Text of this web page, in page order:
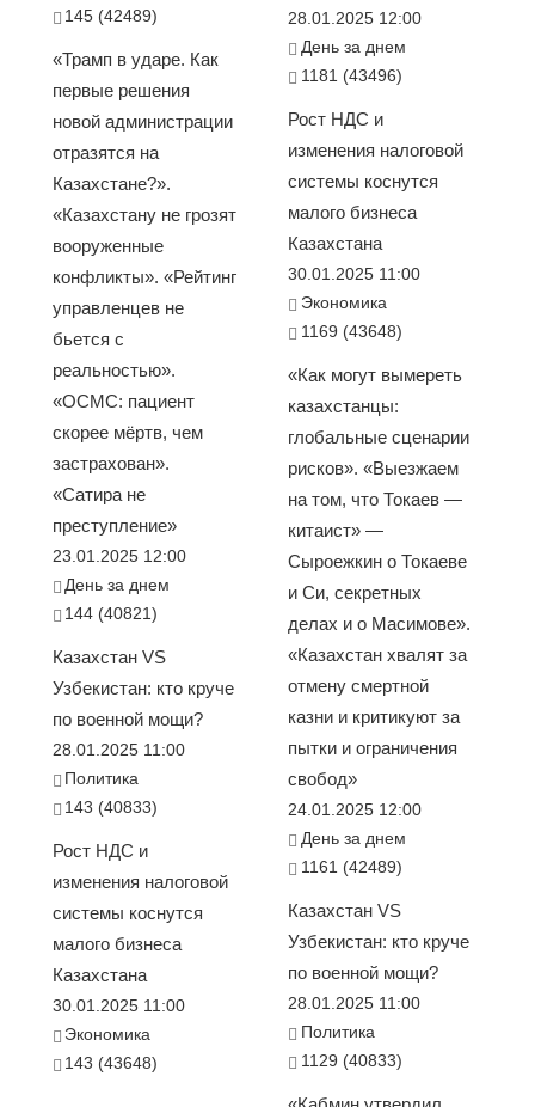
145 (42489)
«Трамп в ударе. Как
первые решения
новой администрации
отразятся на
Казахстане?».
«Казахстану не грозят
вооруженные
конфликты». «Рейтинг
управленцев не
бьется с
реальностью».
«ОСМС: пациент
скорее мёртв, чем
застрахован».
«Сатира не
преступление»
23.01.2025 12:00
День за днем
144 (40821)
Казахстан VS
Узбекистан: кто круче
по военной мощи?
28.01.2025 11:00
Политика
143 (40833)
Рост НДС и
изменения налоговой
системы коснутся
малого бизнеса
Казахстана
30.01.2025 11:00
Экономика
143 (43648)
28.01.2025 12:00
День за днем
1181 (43496)
Рост НДС и
изменения налоговой
системы коснутся
малого бизнеса
Казахстана
30.01.2025 11:00
Экономика
1169 (43648)
«Как могут вымереть
казахстанцы:
глобальные сценарии
рисков». «Выезжаем
на том, что Токаев —
китаист» —
Сыроежкин о Токаеве
и Си, секретных
делах и о Масимове».
«Казахстан хвалят за
отмену смертной
казни и критикуют за
пытки и ограничения
свобод»
24.01.2025 12:00
День за днем
1161 (42489)
Казахстан VS
Узбекистан: кто круче
по военной мощи?
28.01.2025 11:00
Политика
1129 (40833)